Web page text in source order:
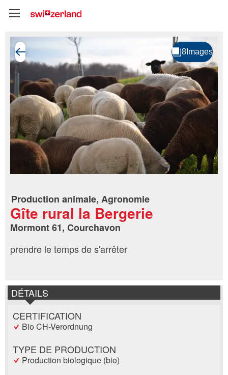
Production animale, Agronomie
Gîte rural la Bergerie
Mormont 61, Courchavon
prendre le temps de s'arrêter
DÉTAILS
CERTIFICATION
Bio CH-Verordnung
TYPE DE PRODUCTION
Production biologique (bio)